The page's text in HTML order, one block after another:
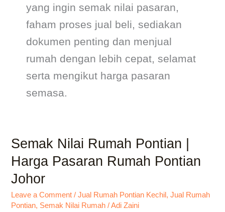
yang ingin semak nilai pasaran,
faham proses jual beli, sediakan
dokumen penting dan menjual
rumah dengan lebih cepat, selamat
serta mengikut harga pasaran
semasa.
Semak Nilai Rumah Pontian |
Harga Pasaran Rumah Pontian
Johor
Leave a Comment /Jual Rumah Pontian Kechil ,Jual Rumah
Pontian, Semak Nilai Rumah /Adi Zaini
Semak
Rumah
Pontian